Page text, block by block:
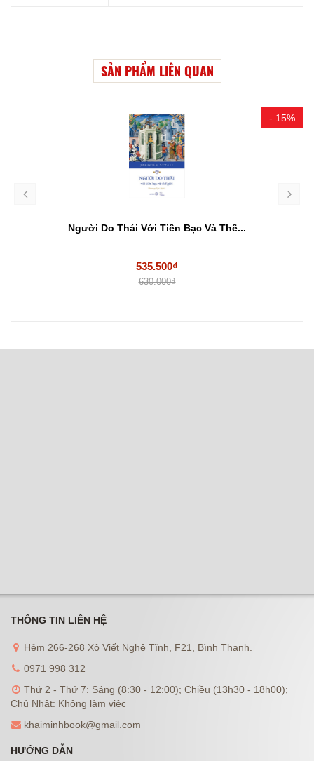
SẢN PHẨM LIÊN QUAN
- 15%
Người Do Thái Với Tiền Bạc Và Thế...
535.500₫
630.000₫
THÔNG TIN LIÊN HỆ
Hẻm 266-268 Xô Viết Nghệ Tĩnh, F21, Bình Thạnh.
0971 998 312
Thứ 2 - Thứ 7: Sáng (8:30 - 12:00); Chiều (13h30 - 18h00);
Chủ Nhật: Không làm việc
khaiminhbook@gmail.com
HƯỚNG DẪN